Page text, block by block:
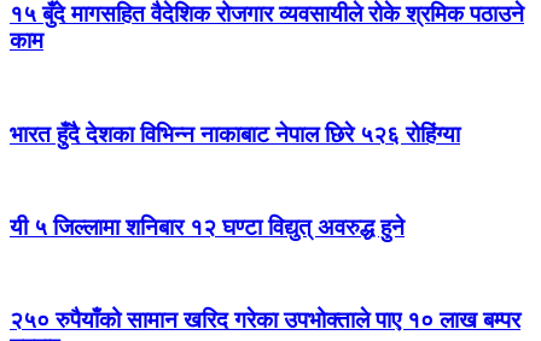
१५ बुँदे मागसहित वैदेशिक रोजगार व्यवसायीले रोके श्रमिक पठाउने
काम
भारत हुँदै देशका विभिन्न नाकाबाट नेपाल छिरे ५२६ रोहिंग्या
यी ५ जिल्लामा शनिबार १२ घण्टा विद्युत् अवरुद्ध हुने
२५० रुपैयाँको सामान खरिद गरेका उपभोक्ताले पाए १० लाख बम्पर